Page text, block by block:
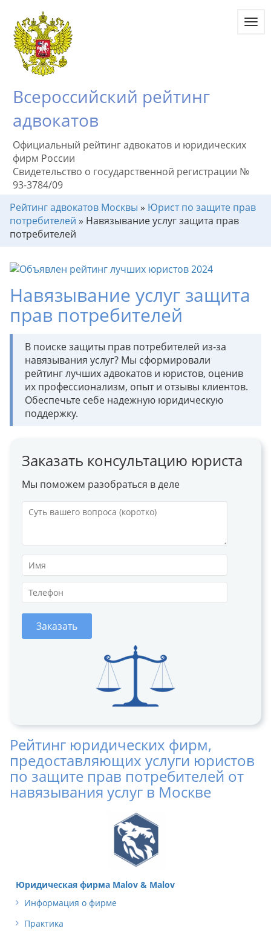
Всероссийский рейтинг
адвокатов
Официальный рейтинг адвокатов и юридических
фирм России
Свидетельство о государственной регистрации №
93-3784/09
Рейтинг адвокатов Москвы » Юрист по защите прав
потребителей » Навязывание услуг защита прав
потребителей
Навязывание услуг защита
прав потребителей
В поиске защиты прав потребителей из-за
навязывания услуг? Мы сформировали
рейтинг лучших адвокатов и юристов, оценив
их профессионализм, опыт и отзывы клиентов.
Обеспечьте себе надежную юридическую
поддержку.
Заказать консультацию юриста
Мы поможем разобраться в деле
Заказать
Рейтинг юридических фирм,
предоставляющих услуги юристов
по защите прав потребителей от
навязывания услуг в Москве
Юридическая фирма Malov & Malov
Информация о фирме
Практика